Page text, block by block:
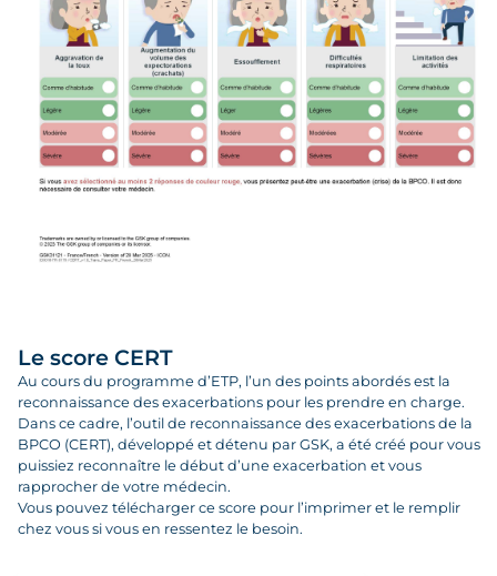
Le score CERT
Au cours du programme d’ETP, l’un des points abordés est la
reconnaissance des exacerbations pour les prendre en charge.
Dans ce cadre, l’outil de reconnaissance des exacerbations de la
BPCO (CERT), développé et détenu par GSK, a été créé pour vous
puissiez reconnaître le début d’une exacerbation et vous
rapprocher de votre médecin.
Vous pouvez télécharger ce score pour l’imprimer et le remplir
chez vous si vous en ressentez le besoin.